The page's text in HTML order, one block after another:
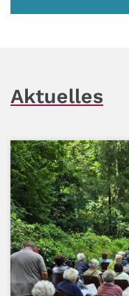
Aktuelles